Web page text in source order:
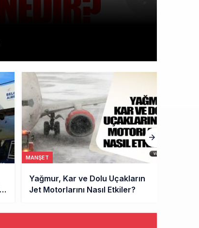
MANŞET
Uçakların Aletli İniş Sistemleri
ILS Nedir, Nasıl Çalışır?